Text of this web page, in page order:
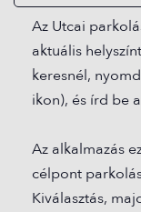
Az Utcai
aktuális
keresnél,
ikon), és írd be
Az alkalmazás
célpont
Kiválasztás,